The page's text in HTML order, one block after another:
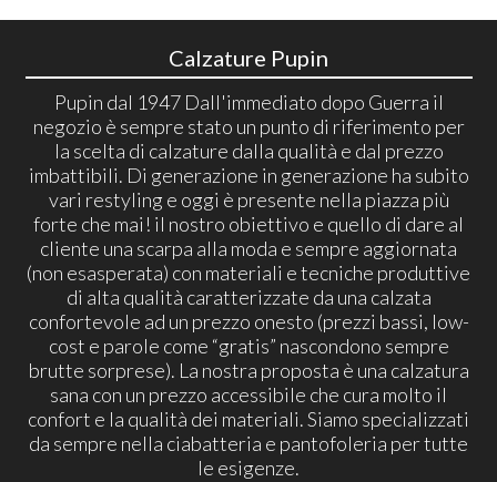
Calzature Pupin
Pupin dal 1947 Dall'immediato dopo Guerra il
negozio è sempre stato un punto di riferimento per
la scelta di calzature dalla qualità e dal prezzo
imbattibili. Di generazione in generazione ha subito
vari restyling e oggi è presente nella piazza più
forte che mai! il nostro obiettivo e quello di dare al
cliente una scarpa alla moda e sempre aggiornata
(non esasperata) con materiali e tecniche produttive
di alta qualità caratterizzate da una calzata
confortevole ad un prezzo onesto (prezzi bassi, low-
cost e parole come “gratis” nascondono sempre
brutte sorprese). La nostra proposta è una calzatura
sana con un prezzo accessibile che cura molto il
confort e la qualità dei materiali. Siamo specializzati
da sempre nella ciabatteria e pantofoleria per tutte
le esigenze.